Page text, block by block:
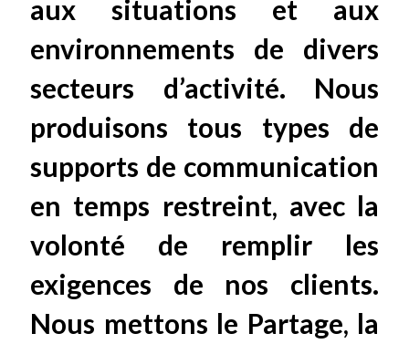
aux situations et aux
environnements de divers
secteurs d’activité. Nous
produisons tous types de
supports de communication
en temps restreint, avec la
volonté de remplir les
exigences de nos clients.
Nous mettons le Partage, la